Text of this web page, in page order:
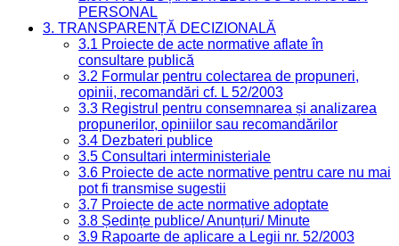
PERSONAL
3. TRANSPARENȚĂ DECIZIONALĂ
3.1 Proiecte de acte normative aflate în
consultare publică
3.2 Formular pentru colectarea de propuneri,
opinii, recomandări cf. L 52/2003
3.3 Registrul pentru consemnarea și analizarea
propunerilor, opiniilor sau recomandărilor
3.4 Dezbateri publice
3.5 Consultari interministeriale
3.6 Proiecte de acte normative pentru care nu mai
pot fi transmise sugestii
3.7 Proiecte de acte normative adoptate
3.8 Ședințe publice/ Anunțuri/ Minute
3.9 Rapoarte de aplicare a Legii nr. 52/2003